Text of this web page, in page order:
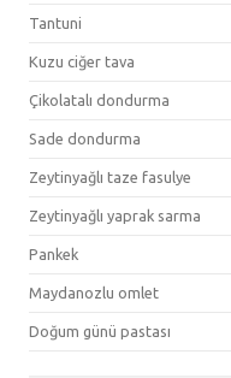
Tantuni
Kuzu ciğer tava
Çikolatalı dondurma
Sade dondurma
Zeytinyağlı taze fasulye
Zeytinyağlı yaprak sarma
Pankek
Maydanozlu omlet
Doğum günü pastası